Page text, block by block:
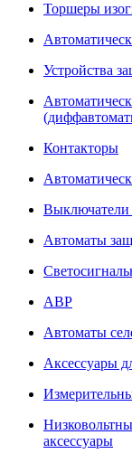
Торшеры
Устройства
Контакторы
Выключатели
Автоматы
АВР
Автоматы
Аксессуары
аксессуары